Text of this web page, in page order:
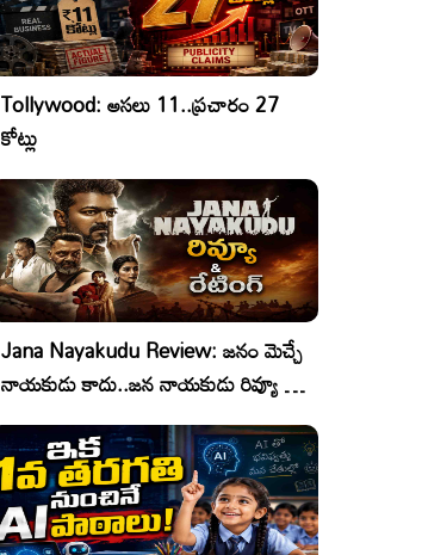
Tollywood: అసలు 11..ప్రచారం 27
కోట్లు
Jana Nayakudu Review: జనం మెచ్చే
నాయకుడు కాదు..జన నాయకుడు రివ్యూ &
రేటింగ్!